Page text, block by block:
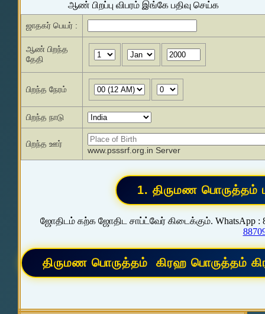
ஆண் பிறப்பு விபரம் இங்கே பதிவு செய்க
ஜாதகர் பெயர் :
ஆண் பிறந்த
தேதி
பிறந்த நேரம்
பிறந்த நாடு
பிறந்த ஊர்
www.psssrf.org.in Server
ஜோதிடம் கற்க ஜோதிட சாப்ட்வேர் கிடைக்கும். WhatsApp :